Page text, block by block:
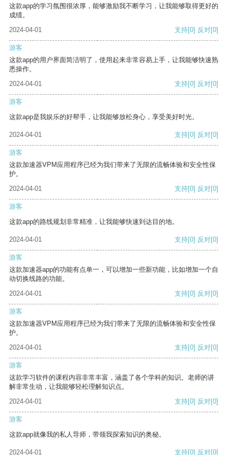
这款app的学习氛围很浓厚，能够激励我不断学习，让我能够取得更好的
成绩。
2024-04-01
支持[0] 反对[0]
游客
这款app的用户界面简洁明了，使用起来非常容易上手，让我能够快速熟
悉操作。
2024-04-01
支持[0] 反对[0]
游客
这款app是我娱乐的好帮手，让我能够放松身心，享受美好时光。
2024-04-01 支持[0] 反对[0]
游客
这款加速器VPM应用程序已经为我们带来了无限的流畅体验和安全性保
护。
2024-04-01
支持[0] 反对[0]
游客
这款app的路线规划非常精准，让我能够快速到达目的地。
2024-04-01 支持[0] 反对[0]
游客
这款加速器app的功能有点单一，可以增加一些新功能，比如增加一个自
动切换线路的功能。
2024-04-01
支持[0] 反对[0]
游客
这款加速器VPM应用程序已经为我们带来了无限的流畅体验和安全性保
护。
2024-04-01
支持[0] 反对[0]
游客
这款学习软件的课程内容非常丰富，涵盖了各个学科的知识。老师的讲
解非常生动，让我能够轻松理解知识点。
2024-04-01
支持[0] 反对[0]
游客
这款app就像我的私人导师，带领我探索知识的奥秘。
2024-04-01 支持[0] 反对[0]